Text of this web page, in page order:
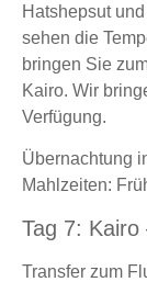
Hatshepsut
sehen die
bringen Sie
Kairo. Wir
Verfügung.
Übernachtung
Mahlzeiten:
Tag 7: Kairo
Transfer zum